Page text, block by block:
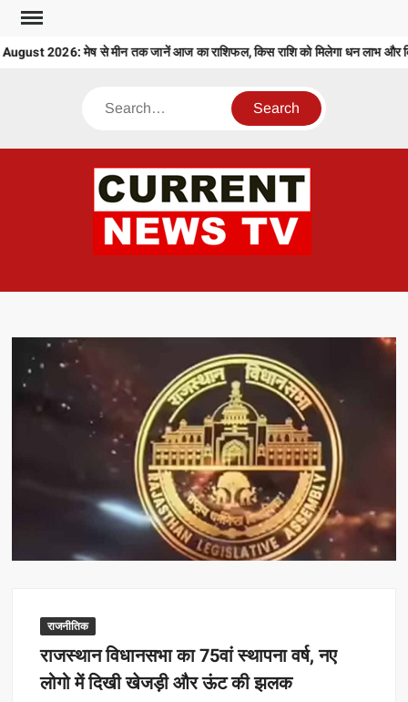
Skip
content2026: मेष से मीन तक जानें आज का राशिफल, किस राशि को मिलेगा धन लाभ और किसे
Search
राजनीतिक
राजस्थान विधानसभा का 75वां स्थापना वर्ष, नए
लोगो में दिखी खेजड़ी और ऊंट की झलक